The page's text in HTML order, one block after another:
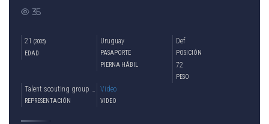
35
21 (2005)
EDAD
Uruguay
PASAPORTE
Def
POSICIÓN
PIERNA HÁBIL
72
PESO
REPRESENTACIÓN
Video
VIDEO